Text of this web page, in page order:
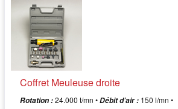
Coffret Meuleuse droite
Rotation :24.000 t/mn •Débit d’air : 150 l/mn •